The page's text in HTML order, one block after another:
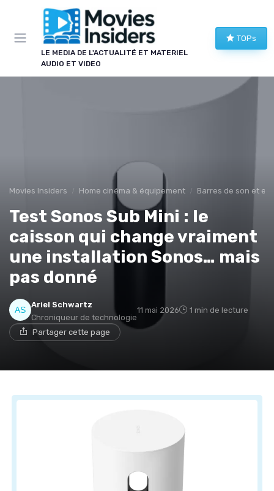
LE MEDIA DE L'ACTUALITÉ ET MATERIEL
AUDIO ET VIDEO
TOPs
Movies Insiders Home cinéma & équipement Barres de son et
Test Sonos Sub Mini : le
caisson qui change vraiment
une installation Sonos… mais
pas donné
Ariel Schwartz
Chroniqueur de technologie
11 mai 2026 1 min de lecture
Partager cette page
Panneau de gestion des cookies